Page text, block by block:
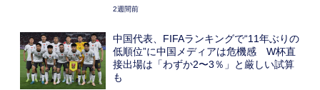
2週間前
中国代表、FIFAランキングで“11年ぶりの
低順位”に中国メディアは危機感 W杯直
接出場は「わずか2〜3％」と厳しい試算
も